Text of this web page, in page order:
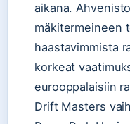
aikana.
mäkitermeineen
haastavimmista
korkeat
eurooppalaisiin
Drift Masters